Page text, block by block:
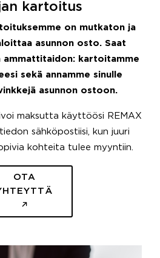
kartoitus
on mutkaton ja
asunnon osto. Saat
ammattitaidon: kartoitamme
sekä annamme sinulle
asunnon ostoon.
maksutta käyttöösi REMAX
sähköpostiisi, kun juuri
kohteita tulee myyntiin.
OTA